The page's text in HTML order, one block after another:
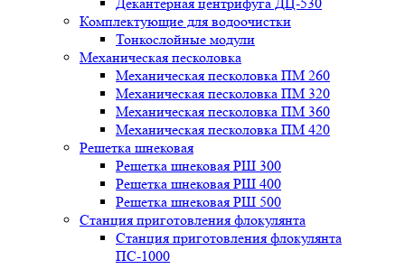
Комплектующие для водоочистки
Тонкослойные модули
Механическая песколовка
Механическая песколовка ПM 260
Механическая песколовка ПM 320
Механическая песколовка ПM 360
Механическая песколовка ПM 420
Решетка шнековая
Решетка шнековая РШ 300
Решетка шнековая РШ 400
Решетка шнековая РШ 500
Станция приготовления флокулянта
Станция приготовления флокулянта
ПС-1000